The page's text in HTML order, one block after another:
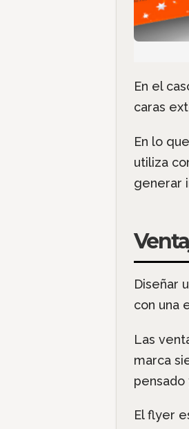
En el
caras
En lo
utiliza
generar
Diseñar
con una
Las
marca
El flyer